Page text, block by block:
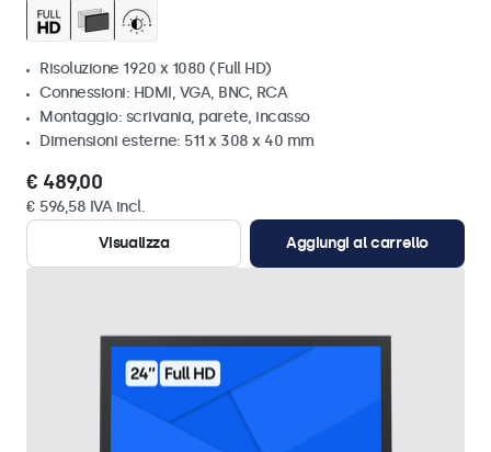
Risoluzione 1920 x 1080 (Full HD)
Connessioni: HDMI, VGA, BNC, RCA
Montaggio: scrivania, parete, incasso
Dimensioni esterne: 511 x 308 x 40 mm
€ 489,00
€ 596,58 IVA incl.
Visualizza
Aggiungi al carrello